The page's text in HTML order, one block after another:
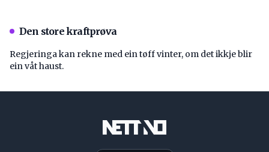
Den store kraftprøva
Regjeringa kan rekne med ein tøff vinter, om det ikkje blir
ein våt haust.